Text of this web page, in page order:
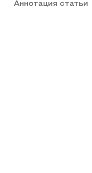
Аннотация статьи